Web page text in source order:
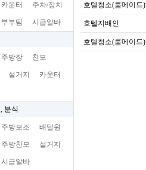
카운터 주차/장치
부부팀 시급알바
주방장 찬모
설거지 카운터
분식
주방보조 배달원
주방찬모 설거지
시급알바
호텔청소(룸메이드)
호텔지배인
호텔청소(룸메이드)